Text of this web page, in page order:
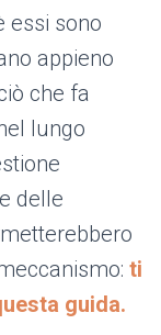
essi sono
appieno
che fa
lungo
delle
ti
guida.